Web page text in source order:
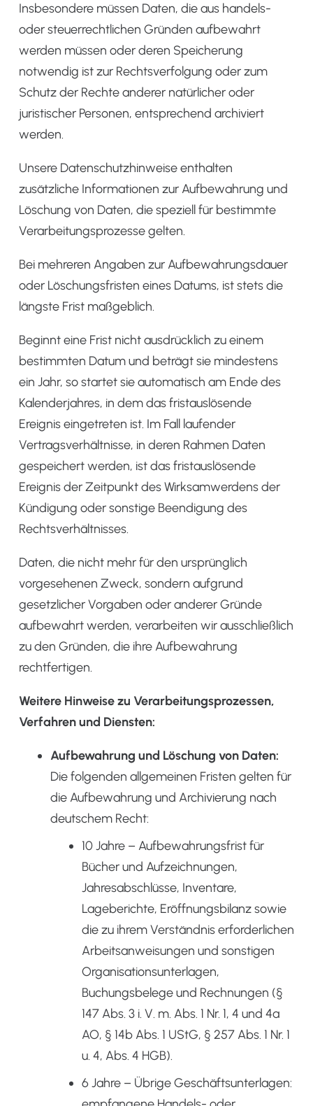
Insbesondere müssen Daten, die aus handels-
oder steuerrechtlichen Gründen aufbewahrt
werden müssen oder deren Speicherung
notwendig ist zur Rechtsverfolgung oder zum
Schutz der Rechte anderer natürlicher oder
juristischer Personen, entsprechend archiviert
werden.
Unsere Datenschutzhinweise enthalten
zusätzliche Informationen zur Aufbewahrung und
Löschung von Daten, die speziell für bestimmte
Verarbeitungsprozesse gelten.
Bei mehreren Angaben zur Aufbewahrungsdauer
oder Löschungsfristen eines Datums, ist stets die
längste Frist maßgeblich.
Beginnt eine Frist nicht ausdrücklich zu einem
bestimmten Datum und beträgt sie mindestens
ein Jahr, so startet sie automatisch am Ende des
Kalenderjahres, in dem das fristauslösende
Ereignis eingetreten ist. Im Fall laufender
Vertragsverhältnisse, in deren Rahmen Daten
gespeichert werden, ist das fristauslösende
Ereignis der Zeitpunkt des Wirksamwerdens der
Kündigung oder sonstige Beendigung des
Rechtsverhältnisses.
Daten, die nicht mehr für den ursprünglich
vorgesehenen Zweck, sondern aufgrund
gesetzlicher Vorgaben oder anderer Gründe
aufbewahrt werden, verarbeiten wir ausschließlich
zu den Gründen, die ihre Aufbewahrung
rechtfertigen.
Weitere Hinweise zu Verarbeitungsprozessen,
Verfahren und Diensten:
Aufbewahrung und Löschung von Daten:
Die folgenden allgemeinen Fristen gelten für
die Aufbewahrung und Archivierung nach
deutschem Recht:
10 Jahre – Aufbewahrungsfrist für
Bücher und Aufzeichnungen,
Jahresabschlüsse, Inventare,
Lageberichte, Eröffnungsbilanz sowie
die zu ihrem Verständnis erforderlichen
Arbeitsanweisungen und sonstigen
Organisationsunterlagen,
Buchungsbelege und Rechnungen (§
147 Abs. 3 i. V. m. Abs. 1 Nr. 1, 4 und 4a
AO, § 14b Abs. 1 UStG, § 257 Abs. 1 Nr. 1
u. 4, Abs. 4 HGB).
6 Jahre – Übrige Geschäftsunterlagen: